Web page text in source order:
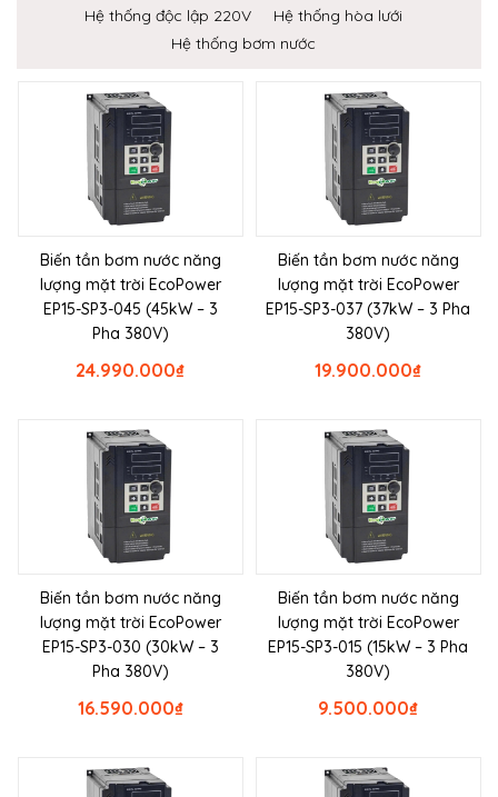
Hệ thống độc lập 220V
Hệ thống hòa lưới
Hệ thống bơm nước
Biến tần bơm nước năng
lượng mặt trời EcoPower
EP15-SP3-045 (45kW – 3
Pha 380V)
₫
24.990.000
Biến tần bơm nước năng
lượng mặt trời EcoPower
EP15-SP3-037 (37kW – 3 Pha
380V)
₫
19.900.000
Biến tần bơm nước năng
lượng mặt trời EcoPower
EP15-SP3-030 (30kW – 3
Pha 380V)
₫
16.590.000
Biến tần bơm nước năng
lượng mặt trời EcoPower
EP15-SP3-015 (15kW – 3 Pha
380V)
₫
9.500.000